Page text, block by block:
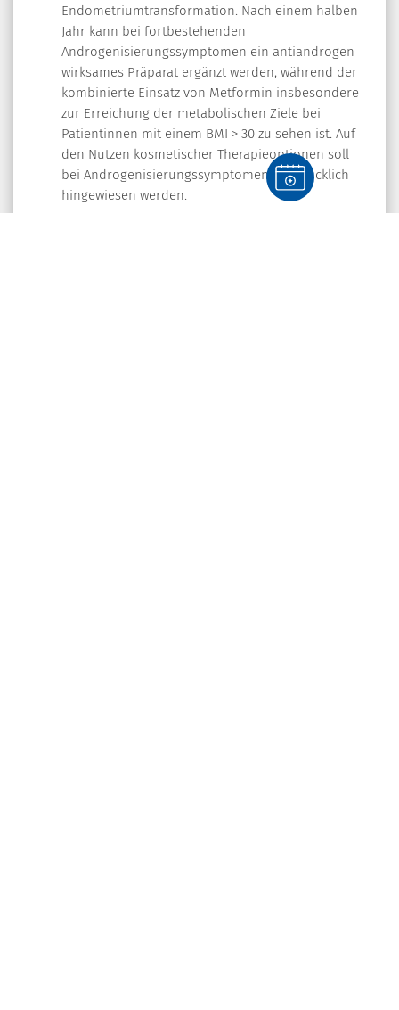
Endometriumtransformation. Nach einem halben
Jahr kann bei fortbestehenden
Androgenisierungssymptomen ein antiandrogen
wirksames Präparat ergänzt werden, während der
kombinierte Einsatz von Metformin insbesondere
zur Erreichung der metabolischen Ziele bei
Patientinnen mit einem BMI > 30 zu sehen ist. Auf
den Nutzen kosmetischer Therapieoptionen soll
bei Androgenisierungssymptomen ausdrücklich
hingewiesen werden.